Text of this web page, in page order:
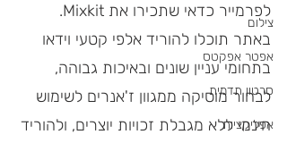
צילום
אפטר אפקטס
סרטון תדמית
אפליקציות
לפרמייר כדאי שתכירו את Mixkit.
באתר תוכלו להוריד אלפי קטעי וידאו
בתחומי עניין שונים ובאיכות גבוהה,
לבחור מוסיקה ממגוון ז'אנרים לשימוש
חינמי ללא מגבלת זכויות יוצרים, ולהוריד